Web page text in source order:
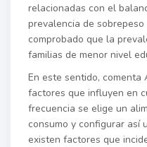
relacionadas con el
prevalencia de
comprobado que la
familias de menor nivel
En este sentido, comenta
factores que influyen en
frecuencia se elige un
consumo y configurar así
existen factores que